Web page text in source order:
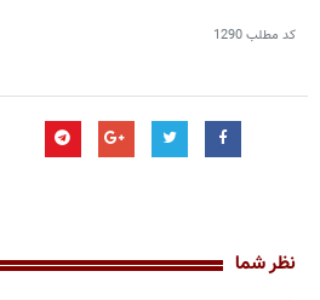
کد مطلب1290
نظر شما